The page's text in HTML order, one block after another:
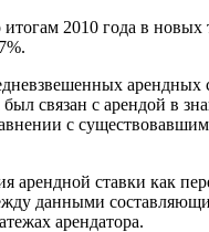
2010 года в
арендных
связан с арендой в
с
арендной ставки как
данными
арендатора.